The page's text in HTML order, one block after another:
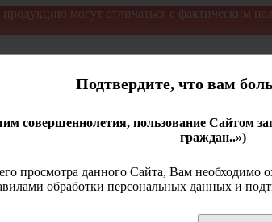
могут отличаться с фактическим
Подтвердите, что вам
совершеннолетия, пользование Сайтом
граждан..»)
просмотра данного Сайта, Вам необходимо
обработки персональных данных и